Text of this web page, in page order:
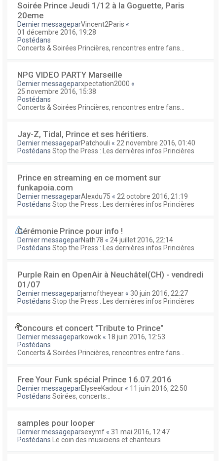
Soirée Prince Jeudi 1/12 à la Goguette, Paris
20eme
Dernier messageparVincent2Paris «
01 décembre 2016, 19:28
Postédans
Concerts & Soirées Princières, rencontres entre fans...
NPG VIDEO PARTY Marseille
Dernier messageparxpectation2000 «
25 novembre 2016, 15:38
Postédans
Concerts & Soirées Princières, rencontres entre fans...
Jay-Z, Tidal, Prince et ses héritiers.
Dernier messageparPatchouli « 22 novembre 2016, 01:40
Postédans Stop the Press : Les dernières infos Princières
Prince en streaming en ce moment sur
funkapoia.com
Dernier messageparAlexdu75 « 22 octobre 2016, 21:19
Postédans Stop the Press : Les dernières infos Princières
Cérémonie Prince pour info !
Dernier messageparNath78 « 24 juillet 2016, 22:14
Postédans Stop the Press : Les dernières infos Princières
Purple Rain en OpenAir à Neuchâtel(CH) - vendredi
01/07
Dernier messageparjamoftheyear « 30 juin 2016, 22:27
Postédans Stop the Press : Les dernières infos Princières
Concours et concert "Tribute to Prince"
Dernier messageparkowok « 18 juin 2016, 12:53
Postédans
Concerts & Soirées Princières, rencontres entre fans...
Free Your Funk spécial Prince 16.07.2016
Dernier messageparElyseeKadour « 11 juin 2016, 22:50
Postédans Soirées, concerts...
samples pour looper
Dernier messageparsexymf « 31 mai 2016, 12:47
Postédans
Le coin des musiciens et chanteurs